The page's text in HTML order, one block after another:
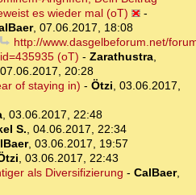
es wieder mal (oT)
-
, 07.06.2017, 18:08
http://www.dasgelbeforum.net/
id=435935 (oT) - Zarathustra,
07.06.2017, 20:28
of staying in) - Ötzi, 03.06.2017,
, 03.06.2017, 22:48
S., 04.06.2017, 22:34
, 03.06.2017, 19:57
, 03.06.2017, 22:43
als Diversifizierung - CalBaer,